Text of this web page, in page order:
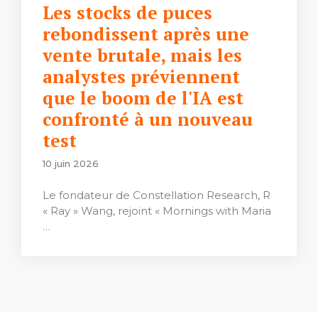
Les stocks de puces
rebondissent après une
vente brutale, mais les
analystes préviennent
que le boom de l'IA est
confronté à un nouveau
test
10 juin 2026
Le fondateur de Constellation Research, R
« Ray » Wang, rejoint « Mornings with Maria
…